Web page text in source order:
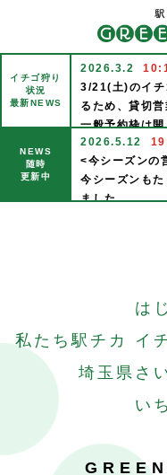
イチゴ狩り
状況
最新NEWS
2026.3.2
3/21(土)のイチ
るため、貸切営
一般予約枠は
3/22(日)のイチ
す。
なので１週間前
りそうなら一
こちらも合わ
尚、イチゴの
<イチゴ狩り通
業といたします
す。
ご予約はホー
催行日の1週間
(水)(木)(土)(日
NEWS
随時
更新中
2026.5.12
<今シーズンの
今シーズンもた
ました。
よりよいイチ
シーズン終了
次シーズンも
ご利用、お待
2025.12.16
今シーズンは
年内の営業日
12月
ださい。
※収穫量に余裕
は
私たち駅チカ イ
埼玉県 さ
い